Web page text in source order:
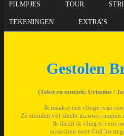
FILMPJES TOUR
TEKENINGEN EXTRA'S
Gestolen
(Tekst en muziek: Urbanus /
Ik maakte een vlieger van
Ze stonden vol slecht nieuws, rampen
Ik dacht ik vlieg er eens
misschien weet God